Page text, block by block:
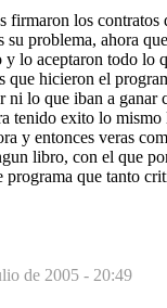
firmaron los contratos
problema, ahora
lo aceptaron todo lo
que hicieron el
ni lo que iban a ganar
tenido exito lo mismo
y entonces veras
libro, con el que
programa que tanto
de 2005 - 20:49